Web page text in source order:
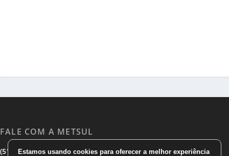
FALE COM A METSUL
(51) 3533 1983|(51)3785 7752|comercial@metsul.com
Estamos usando cookies para oferecer a melhor experiência